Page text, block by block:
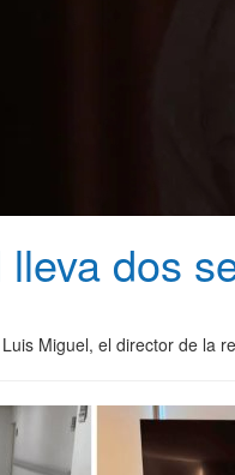
dos
Miguel, el director de la